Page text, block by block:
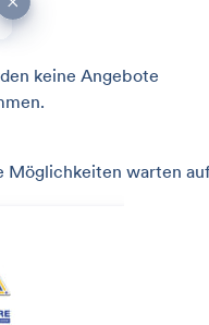
keine Angebote
Möglichkeiten warten